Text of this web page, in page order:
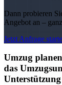
Dann probieren
Angebot an –
Jetzt Anfrage
Umzug
das
Unterstützung